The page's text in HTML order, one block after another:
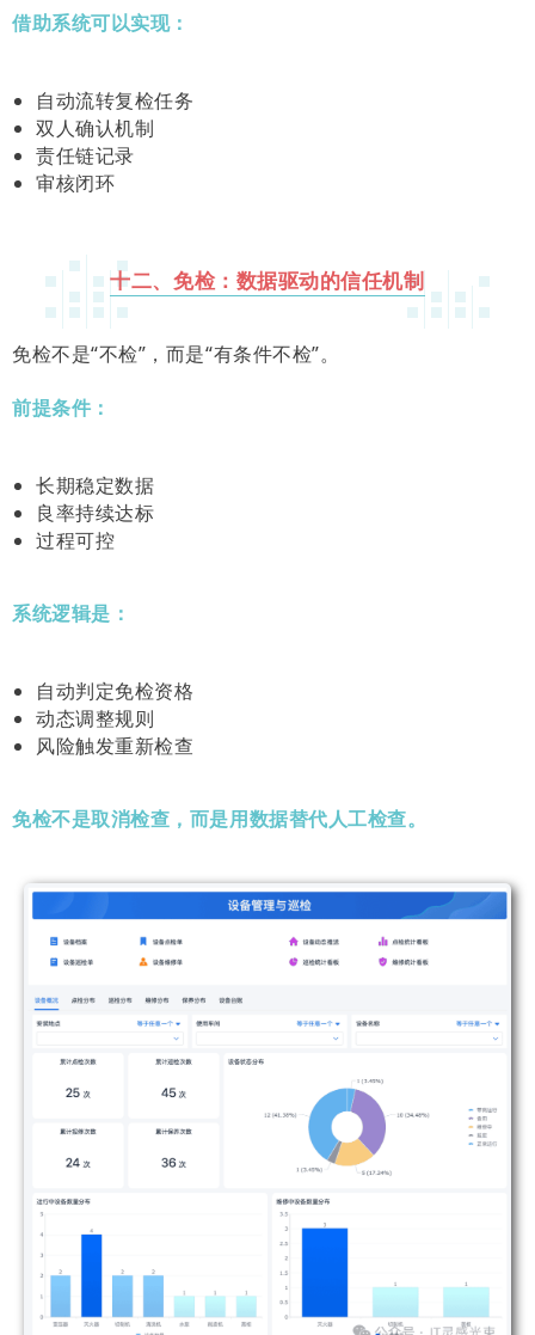
借助系统可以实现：
自动流转复检任务
双人确认机制
责任链记录
审核闭环
十二、免检：数据驱动的信任机制
免检不是“不检”，而是“有条件不检”。
前提条件：
长期稳定数据
良率持续达标
过程可控
系统逻辑是：
自动判定免检资格
动态调整规则
风险触发重新检查
免检不是取消检查，而是用数据替代人工检查。